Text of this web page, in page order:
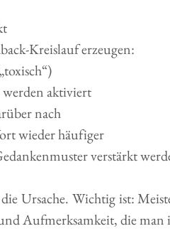
Kreislauf erzeugen:
werden aktiviert
nach
wieder häufiger
verstärkt
Ursache. Wichtig ist:
Aufmerksamkeit, die man